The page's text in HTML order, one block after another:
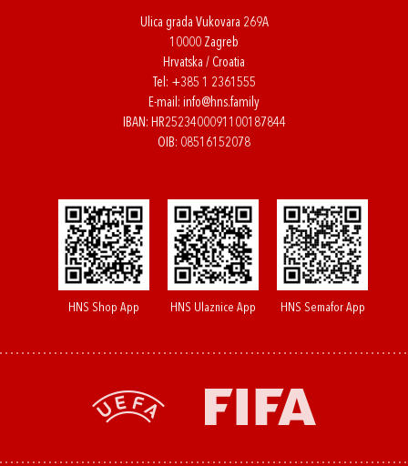
Ulica grada Vukovara 269A
10000 Zagreb
Hrvatska / Croatia
Tel: +385 1 2361555
E-mail: info@hns.family
IBAN: HR2523400091100187844
OIB: 08516152078
HNS Shop App HNS Ulaznice App HNS Semafor App